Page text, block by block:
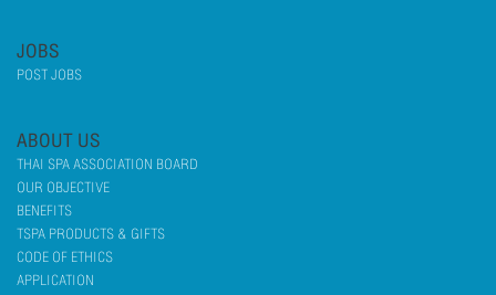
JOBS
POST JOBS
ABOUT US
THAI SPA ASSOCIATION BOARD
OUR OBJECTIVE
BENEFITS
TSPA PRODUCTS & GIFTS
CODE OF ETHICS
APPLICATION